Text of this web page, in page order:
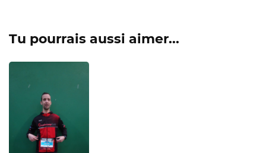
Tu pourrais aussi aimer...